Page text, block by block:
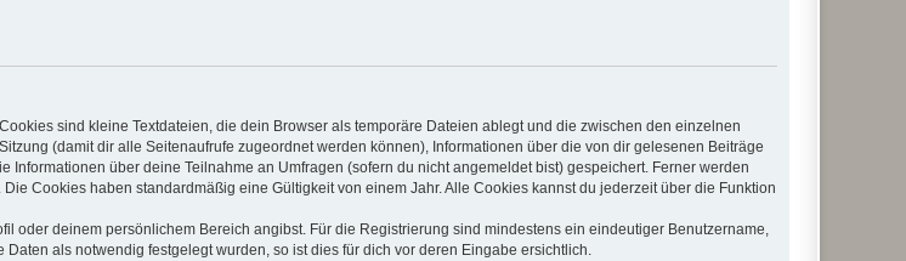
sind kleine Textdateien, die dein Browser als temporäre Dateien ablegt und die zwischen den einzelnen
(damit dir alle Seitenaufrufe zugeordnet werden können), Informationen über die von dir gelesenen Beiträge
über deine Teilnahme an Umfragen (sofern du nicht angemeldet bist) gespeichert. Ferner werden
Cookies haben standardmäßig eine Gültigkeit von einem Jahr. Alle Cookies kannst du jederzeit über die Funktion
oder deinem persönlichem Bereich angibst. Für die Registrierung sind mindestens ein eindeutiger Benutzername,
als notwendig festgelegt wurden, so ist dies für dich vor deren Eingabe ersichtlich.